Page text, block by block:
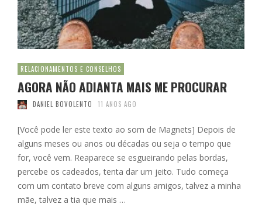
RELACIONAMENTOS E CONSELHOS
AGORA NÃO ADIANTA MAIS ME PROCURAR
DANIEL BOVOLENTO 11 ANOS AGO
[Você pode ler este texto ao som de Magnets] Depois de
alguns meses ou anos ou décadas ou seja o tempo que
for, você vem. Reaparece se esgueirando pelas bordas,
percebe os cadeados, tenta dar um jeito. Tudo começa
com um contato breve com alguns amigos, talvez a minha
mãe, talvez a tia que mais …